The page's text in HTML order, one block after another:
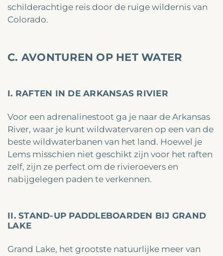
schilderachtige reis door de ruige wildernis van
Colorado.
C. AVONTUREN OP HET WATER
I. RAFTEN IN DE ARKANSAS RIVIER
Voor een adrenalinestoot ga je naar de Arkansas
River, waar je kunt wildwatervaren op een van de
beste wildwaterbanen van het land. Hoewel je
Lems misschien niet geschikt zijn voor het raften
zelf, zijn ze perfect om de rivieroevers en
nabijgelegen paden te verkennen.
II. STAND-UP PADDLEBOARDEN BIJ GRAND
LAKE
Grand Lake, het grootste natuurlijke meer van